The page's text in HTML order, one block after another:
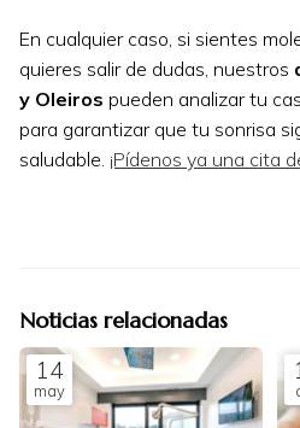
En cualquier caso, si sientes
quieres salir de dudas, nuestros
y Oleiros pueden analizar tu
para garantizar que tu sonrisa
saludable. ¡Pídenos ya una cita
Noticias relacionadas
14
may